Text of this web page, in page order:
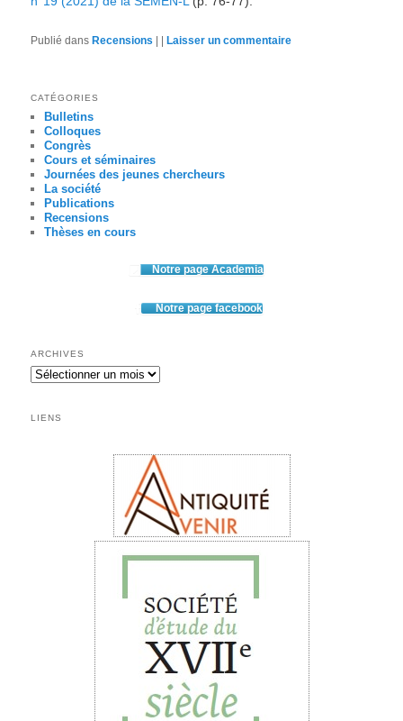
Publié dans Recensions | |Laisser un commentaire
CATÉGORIES
Bulletins
Colloques
Congrès
Cours et séminaires
Journées des jeunes chercheurs
La société
Publications
Recensions
Thèses en cours
Notre page Academia
Notre page facebook
ARCHIVES
Archives
LIENS